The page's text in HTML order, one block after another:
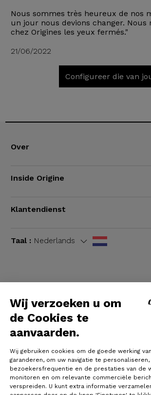
Wij verzoeken u om
de Cookies te
aanvaarden.
Wij gebruiken cookies om de goede werking
garanderen, om uw navigatie te
bezoekersfrequentie en de prestaties van de
monitoren en om relevante commerciële
verspreiden. U kunt extra informatie
Nous sommes très heureux de nos
un jour nous devions changer. Nous
chez Origines les yeux fermés."
21/06/2022
Configureer die van
Over
Inside Origine
Klantendienst
Taal : Nederlands
© Origine Cycles